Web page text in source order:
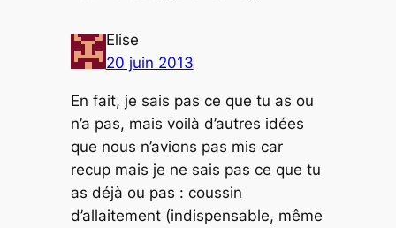
Elise
20 juin 2013
En fait, je sais pas ce que tu as ou
n’a pas, mais voilà d’autres idées
que nous n’avions pas mis car
recup mais je ne sais pas ce que tu
as déjà ou pas : coussin
d’allaitement (indispensable, même